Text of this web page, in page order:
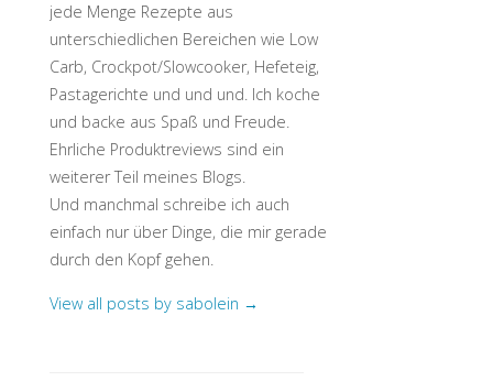
jede Menge Rezepte aus
unterschiedlichen Bereichen wie Low
Carb, Crockpot/Slowcooker, Hefeteig,
Pastagerichte und und und. Ich koche
und backe aus Spaß und Freude.
Ehrliche Produktreviews sind ein
weiterer Teil meines Blogs.
Und manchmal schreibe ich auch
einfach nur über Dinge, die mir gerade
durch den Kopf gehen.
View all posts by sabolein →